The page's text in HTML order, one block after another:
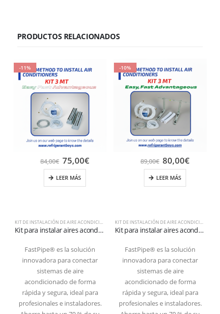
PRODUCTOS RELACIONADOS
-11%
Kit para instalar aires acondicionados en suelo con tubería de 3 metros 1/4″+3/8″SAE
FastPipe® es la solución
innovadora para conectar
sistemas de aire
acondicionado de forma
rápida y segura, ideal para
profesionales e instaladores.
84,00€ 75,00€
LEER MÁS
-10%
Kit para instalar aires acondicionados de pared con tubería de 3 metros 1/4″+3/8″SAE
FastPipe® es la solución
innovadora para conectar
sistemas de aire
acondicionado de forma
rápida y segura, ideal para
profesionales e instaladores.
89,00€ 80,00€
LEER MÁS